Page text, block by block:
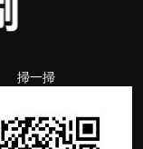
掃一掃